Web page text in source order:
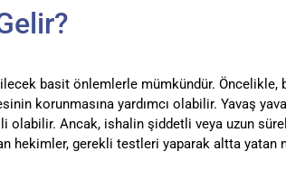
basit önlemlerle mümkündür. Öncelikle,
korunmasına yardımcı olabilir. Yavaş
Ancak, ishalin şiddetli veya uzun
hekimler, gerekli testleri yaparak altta